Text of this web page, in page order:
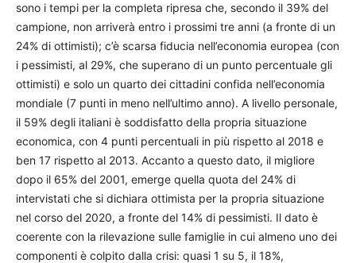
sono i tempi per la completa ripresa che, secondo il 39% del
campione, non arriverà entro i prossimi tre anni (a fronte di un
24% di ottimisti); c’è scarsa fiducia nell’economia europea (con
i pessimisti, al 29%, che superano di un punto percentuale gli
ottimisti) e solo un quarto dei cittadini confida nell’economia
mondiale (7 punti in meno nell’ultimo anno). A livello personale,
il 59% degli italiani è soddisfatto della propria situazione
economica, con 4 punti percentuali in più rispetto al 2018 e
ben 17 rispetto al 2013. Accanto a questo dato, il migliore
dopo il 65% del 2001, emerge quella quota del 24% di
intervistati che si dichiara ottimista per la propria situazione
nel corso del 2020, a fronte del 14% di pessimisti. Il dato è
coerente con la rilevazione sulle famiglie in cui almeno uno dei
componenti è colpito dalla crisi: quasi 1 su 5, il 18%,